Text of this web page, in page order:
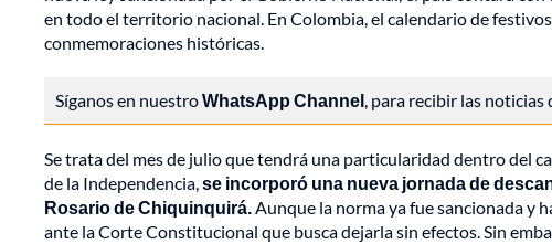
en todo el territorio nacional. En Colombia, el calendario de
conmemoraciones históricas.
Síganos en nuestroWhatsApp Channel, para recibir las noticias
Se trata del mes de julio que tendrá una particularidad dentro del
de la Independencia,se incorporó una nueva jornada de
Rosario de Chiquinquirá.Aunque la norma ya fue sancionada y
ante la Corte Constitucional que busca dejarla sin efectos. Sin